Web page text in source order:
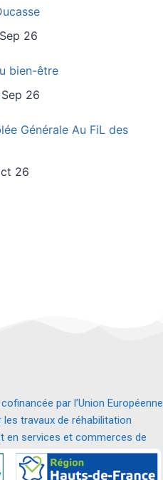
26
bien-être
26
Générale Au FiL des
26
par l’Union Européenne
travaux de réhabilitation
en services et commerces de